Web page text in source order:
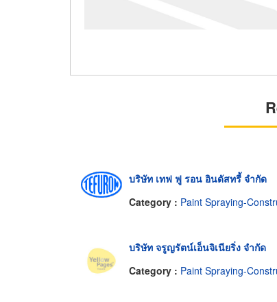
บริษัท เทฟ ฟู รอน อินดัสทรี้ จำกัด
Category : Paint Spraying-Constructors &
บริษัท จรูญรัตน์เอ็นจิเนียริ่ง จำกัด
Category : Paint Spraying-Constructors &